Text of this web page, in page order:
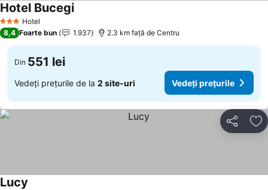
3 SteleHotel
Hotel Bucegi
8,4 Foarte bun 1.937 2.3 km faţă de Centru
Din 551 lei
Vedeți prețurile de la 2 site-uri Vedeți prețurile
Distribuiți
Lucy